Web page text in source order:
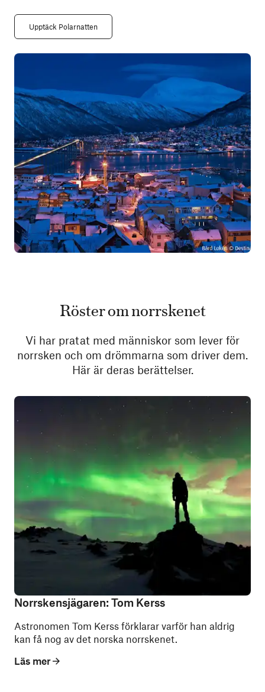
Upptäck Polarnatten
Röster om norrskenet
Vi har pratat med människor som lever för
norrsken och om drömmarna som driver dem.
Här är deras berättelser.
Norrskensjägaren: Tom Kerss
Astronomen Tom Kerss förklarar varför han aldrig
kan få nog av det norska norrskenet.
Läs mer